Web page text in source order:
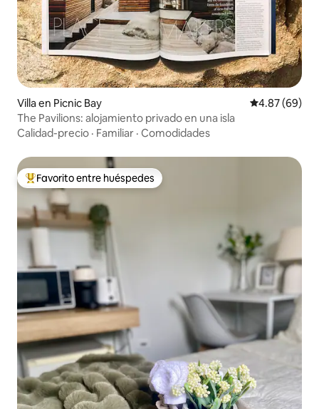
Villa en Picnic Bay Calificación
4.87 (69)
The Pavilions: alojamiento privado en una isla
Calidad-precio · Familiar · Comodidades
Favorito entre huéspedes preferido
Favorito entre huéspedes